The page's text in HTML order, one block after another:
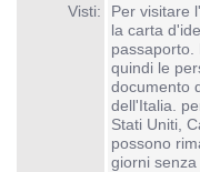
Visti:
Per visitare
la carta
passaporto.
quindi le
documento
dell'Italia.
Stati Uniti,
possono
giorni senza